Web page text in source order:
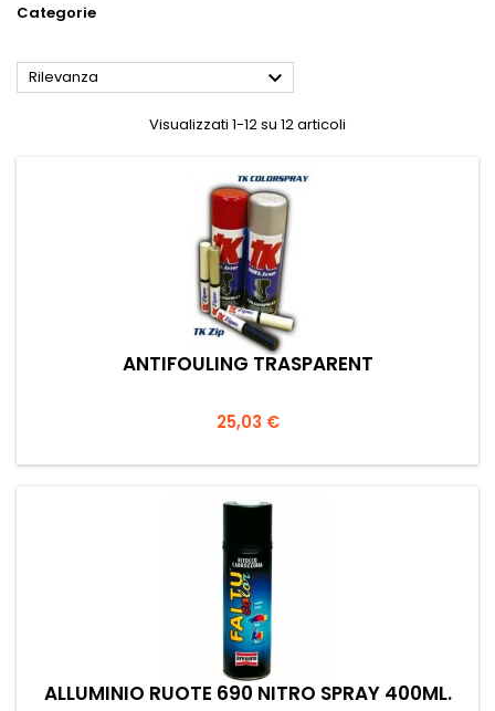
Categorie
Rilevanza 
Visualizzati 1-12 su 12 articoli
ANTIFOULING TRASPARENT
Prezzo
25,03 €
ALLUMINIO RUOTE 690 NITRO SPRAY 400ML.